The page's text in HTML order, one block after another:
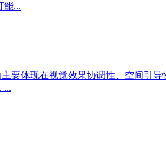
能...
要体现在视觉效果协调性、空间引
...